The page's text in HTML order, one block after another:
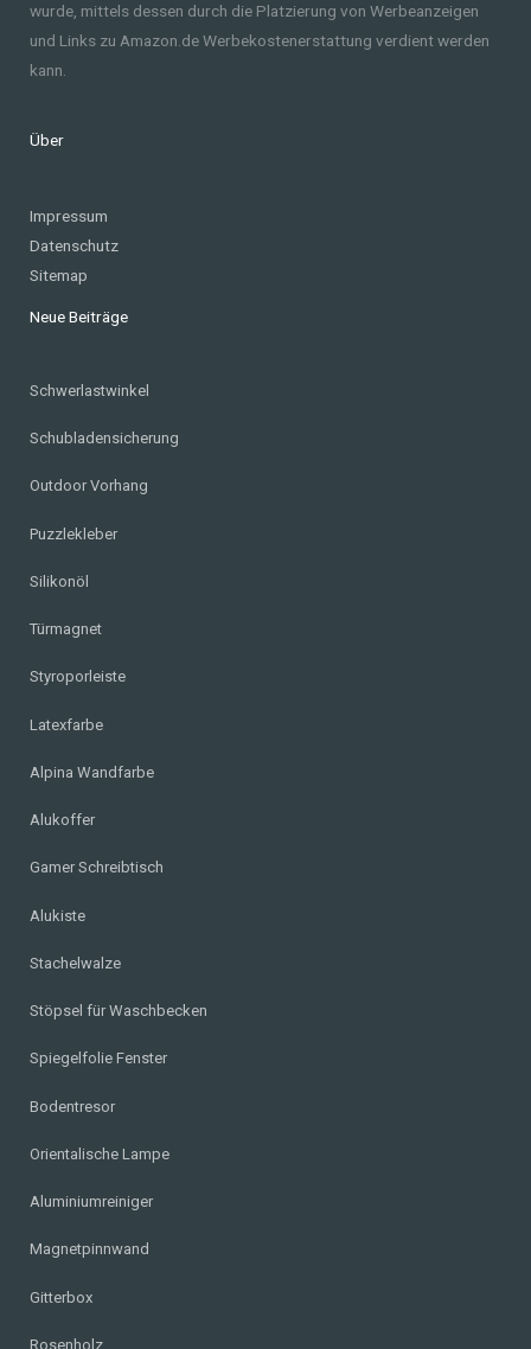
wurde, mittels dessen durch die Platzierung von Werbeanzeigen
und Links zu Amazon.de Werbekostenerstattung verdient werden
kann.
Über
Impressum
Datenschutz
Sitemap
Neue Beiträge
Schwerlastwinkel
Schubladensicherung
Outdoor Vorhang
Puzzlekleber
Silikonöl
Türmagnet
Styroporleiste
Latexfarbe
Alpina Wandfarbe
Alukoffer
Gamer Schreibtisch
Alukiste
Stachelwalze
Stöpsel für Waschbecken
Spiegelfolie Fenster
Bodentresor
Orientalische Lampe
Aluminiumreiniger
Magnetpinnwand
Gitterbox
Rosenholz